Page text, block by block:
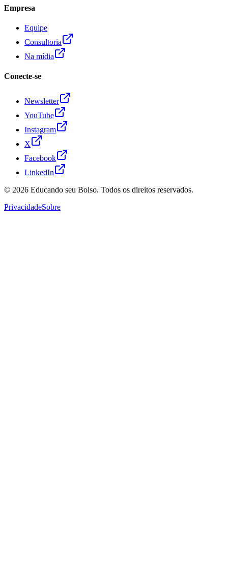
Empresa
Equipe
Consultoria
Na mídia
Conecte-se
Newsletter
YouTube
Instagram
X
Facebook
LinkedIn
© 2026 Educando seu Bolso. Todos os direitos reservados.
PrivacidadeSobre